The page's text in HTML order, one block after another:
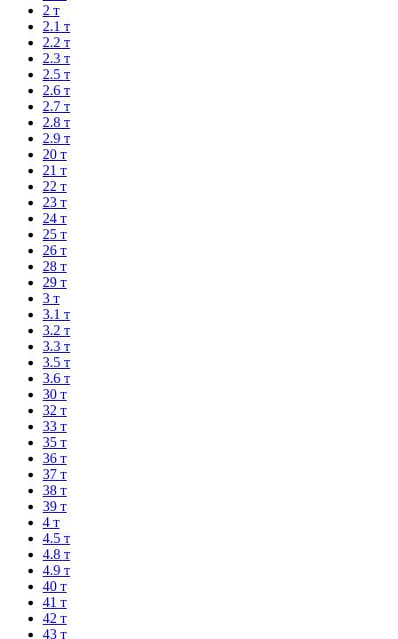
2 т
2.1 т
2.2 т
2.3 т
2.5 т
2.6 т
2.7 т
2.8 т
2.9 т
20 т
21 т
22 т
23 т
24 т
25 т
26 т
28 т
29 т
3 т
3.1 т
3.2 т
3.3 т
3.5 т
3.6 т
30 т
32 т
33 т
35 т
36 т
37 т
38 т
39 т
4 т
4.5 т
4.8 т
4.9 т
40 т
41 т
42 т
43 т